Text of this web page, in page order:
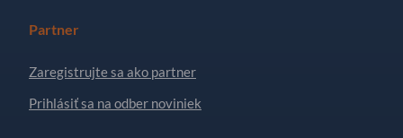
Partner
Zaregistrujte sa ako partner
Prihlásiť sa na odber noviniek